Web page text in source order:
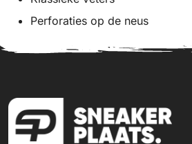
Perforaties op de neus